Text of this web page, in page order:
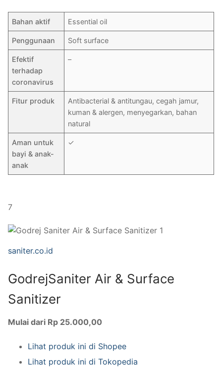
Bahan aktif Essential oil
Penggunaan Soft surface
Efektif
terhadap
coronavirus
–
Fitur produk
Antibacterial & antitungau, cegah jamur,
kuman & alergen, menyegarkan, bahan
natural
Aman untuk
bayi & anak-
anak
✓
7
saniter.co.id
GodrejSaniter Air & Surface
Sanitizer
Mulai dari Rp 25.000,00
Lihat produk ini di Shopee
Lihat produk ini di Tokopedia